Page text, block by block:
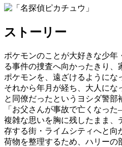
ストーリー
ポケモンのことが大好きな少年
る事件の捜査へ向かったきり、
ポケモンを、遠ざけるようにな
それから年月が経ち、大人にな
と同僚だったというヨシダ警部
「お父さんが事故で亡くなった
複雑な思いを胸に残したまま、
存する街・ライムシティへと向
荷物を整理するため、ハリーの